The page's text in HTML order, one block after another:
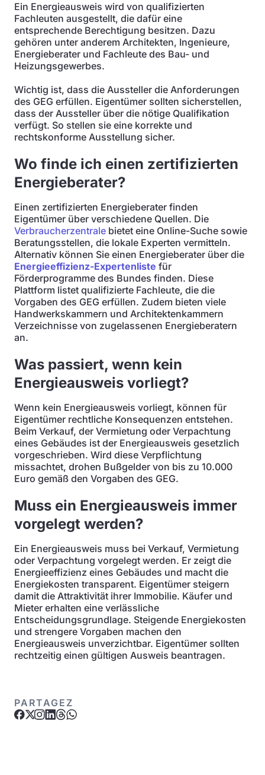
Ein Energieausweis wird von qualifizierten
Fachleuten ausgestellt, die dafür eine
entsprechende Berechtigung besitzen. Dazu
gehören unter anderem Architekten, Ingenieure,
Energieberater und Fachleute des Bau- und
Heizungsgewerbes.
Wichtig ist, dass die Aussteller die Anforderungen
des GEG erfüllen. Eigentümer sollten sicherstellen,
dass der Aussteller über die nötige Qualifikation
verfügt. So stellen sie eine korrekte und
rechtskonforme Ausstellung sicher.
Wo finde ich einen zertifizierten
Energieberater?
Einen zertifizierten Energieberater finden
Eigentümer über verschiedene Quellen. Die
Verbraucherzentrale bietet eine Online-Suche sowie
Beratungsstellen, die lokale Experten vermitteln.
Alternativ können Sie einen Energieberater über die
Energieeffizienz-Expertenliste für
Förderprogramme des Bundes finden. Diese
Plattform listet qualifizierte Fachleute, die die
Vorgaben des GEG erfüllen. Zudem bieten viele
Handwerkskammern und Architektenkammern
Verzeichnisse von zugelassenen Energieberatern
an.
Was passiert, wenn kein
Energieausweis vorliegt?
Wenn kein Energieausweis vorliegt, können für
Eigentümer rechtliche Konsequenzen entstehen.
Beim Verkauf, der Vermietung oder Verpachtung
eines Gebäudes ist der Energieausweis gesetzlich
vorgeschrieben. Wird diese Verpflichtung
missachtet, drohen Bußgelder von bis zu 10.000
Euro gemäß den Vorgaben des GEG.
Muss ein Energieausweis immer
vorgelegt werden?
Ein Energieausweis muss bei Verkauf, Vermietung
oder Verpachtung vorgelegt werden. Er zeigt die
Energieeffizienz eines Gebäudes und macht die
Energiekosten transparent. Eigentümer steigern
damit die Attraktivität ihrer Immobilie. Käufer und
Mieter erhalten eine verlässliche
Entscheidungsgrundlage. Steigende Energiekosten
und strengere Vorgaben machen den
Energieausweis unverzichtbar. Eigentümer sollten
rechtzeitig einen gültigen Ausweis beantragen.
PARTAGEZ